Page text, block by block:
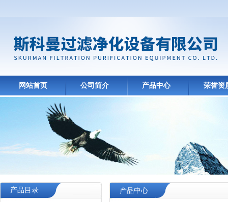
网站首页 公司简介 产品中心 荣誉资
产品目录 产品中心